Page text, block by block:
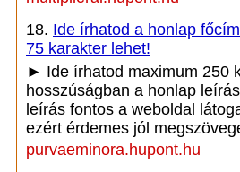
18. Ide írhatod a honlap
75 karakter lehet!
► Ide írhatod maximum 250
hosszúságban a honlap
leírás fontos a weboldal
ezért érdemes jól
purvaeminora.hupont.hu